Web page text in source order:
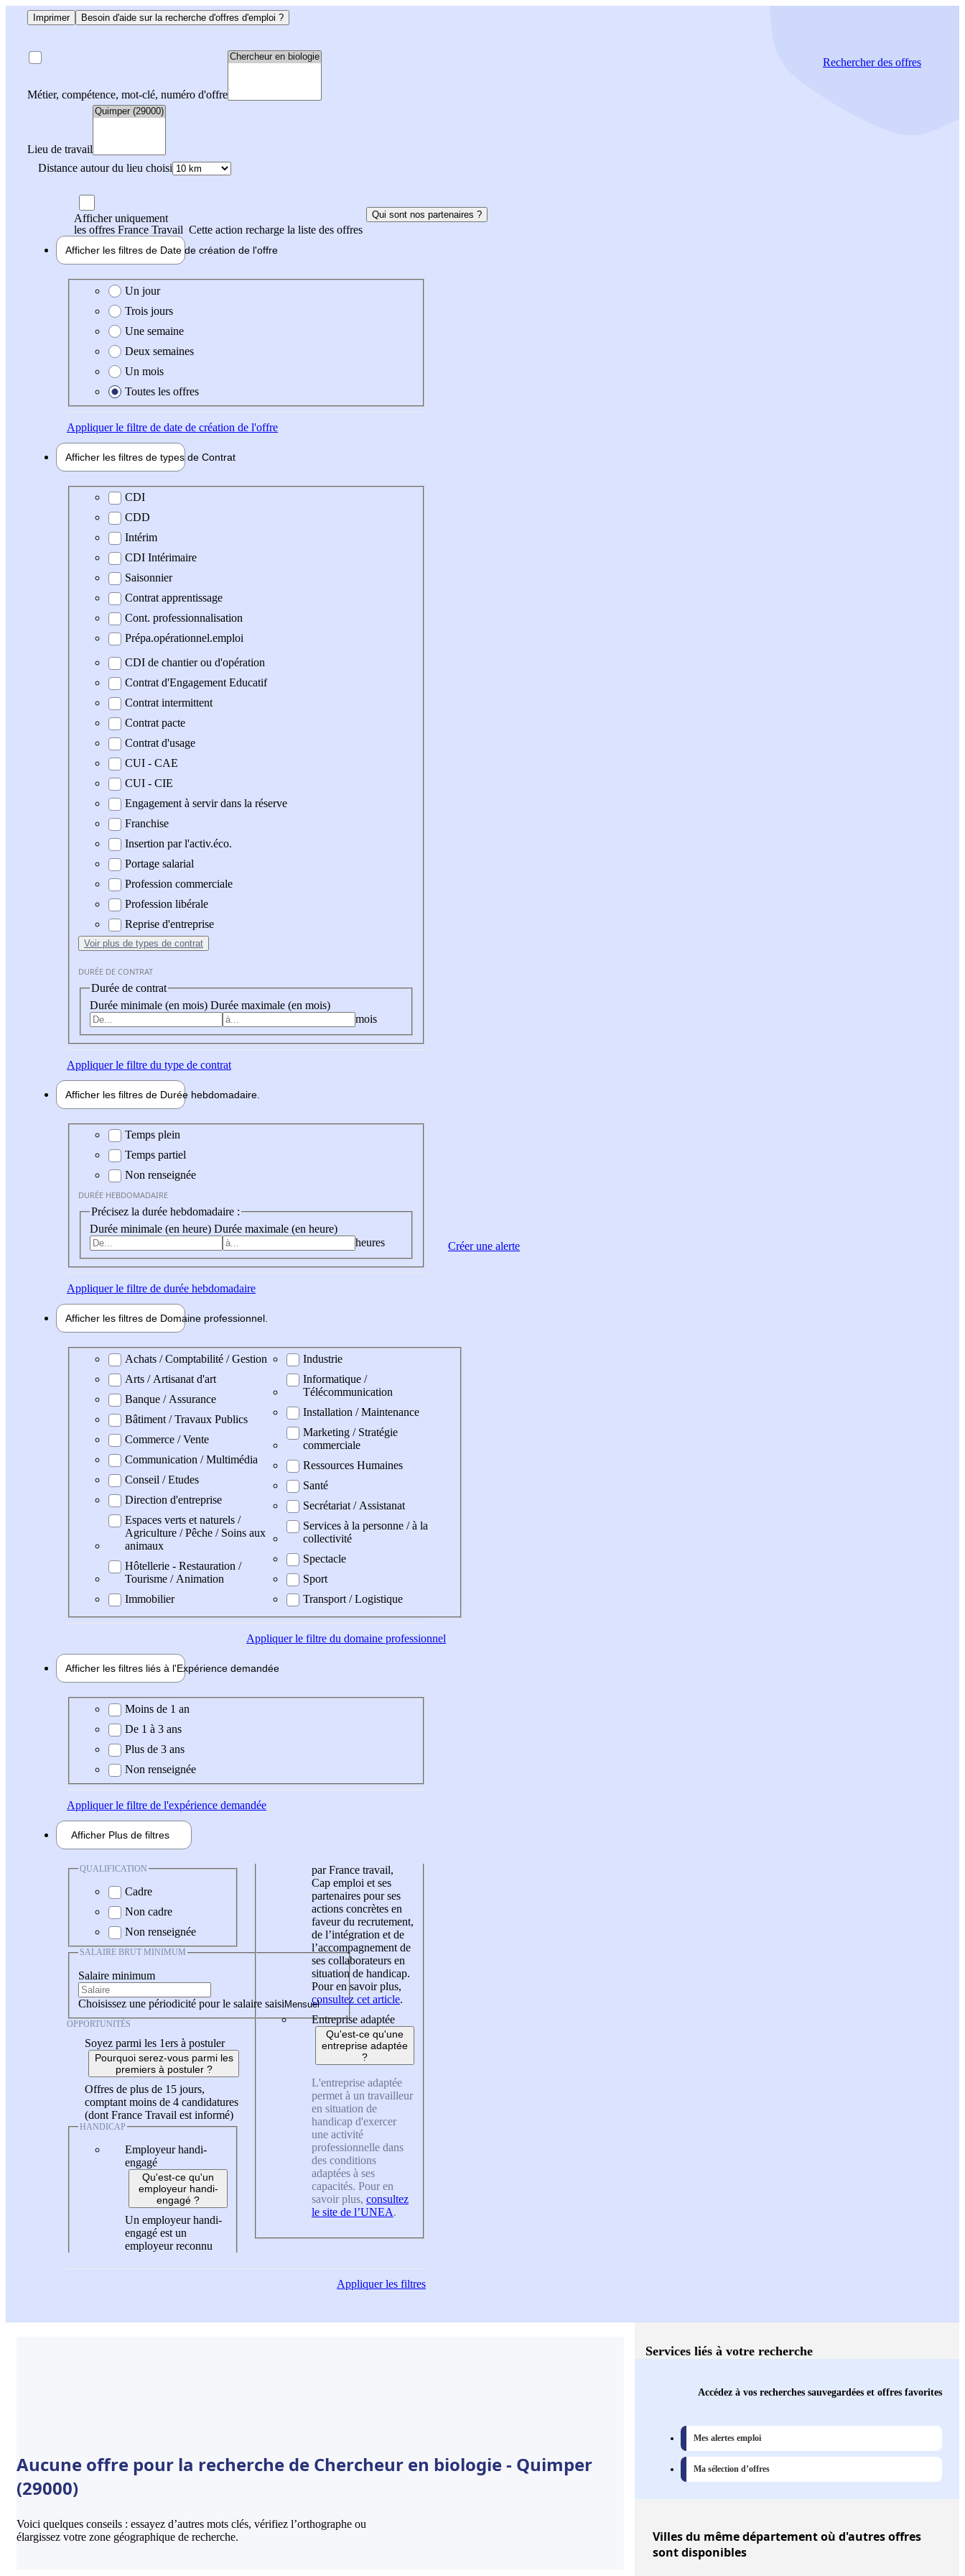
Imprimer Besoin d'aide sur la recherche d'offres d'emploi ?
Métier, compétence, mot-clé, numéro d'offre
Lieu de travail
Distance autour du lieu choisi
Rechercherdes offres
Afficher uniquement
les offres France Travail Cette action recharge la liste des offres
Qui sont nos partenaires ?
Afficher les filtres de Date de création de l'offre
Date de création de l'offre
Un jour
Trois jours
Une semaine
Deux semaines
Un mois
Toutes les offres
Appliquerle filtre de date de création de l'offre
Afficher les filtres de types de Contrat
Type de contrat
CDI
CDD
Intérim
CDI Intérimaire
Saisonnier
Contrat apprentissage
Cont. professionnalisation
Prépa.opérationnel.emploi
CDI de chantier ou d'opération
Contrat d'Engagement Educatif
Contrat intermittent
Contrat pacte
Contrat d'usage
CUI - CAE
CUI - CIE
Engagement à servir dans la réserve
Franchise
Insertion par l'activ.éco.
Portage salarial
Profession commerciale
Profession libérale
Reprise d'entreprise
Voir plus de types de contrat
DURÉE DE CONTRAT
Durée de contrat
Durée minimale (en mois) Durée maximale (en mois)
mois
Appliquerle filtre du type de contrat
Afficher les filtres de Durée hebdomadaire
Durée hebdomadaire
Temps plein
Temps partiel
Non renseignée
DURÉE HEBDOMADAIRE
Précisez la durée hebdomadaire :
Durée minimale (en heure) Durée maximale (en heure)
heures
Appliquerle filtre de durée hebdomadaire
Afficher les filtres de Domaine professionnel
Domaine professionel
Achats / Comptabilité / Gestion
Arts / Artisanat d'art
Banque / Assurance
Bâtiment / Travaux Publics
Commerce / Vente
Communication / Multimédia
Conseil / Etudes
Direction d'entreprise
Espaces verts et naturels /
Agriculture / Pêche / Soins aux
animaux
Hôtellerie - Restauration /
Tourisme / Animation
Immobilier
Industrie
Informatique /
Télécommunication
Installation / Maintenance
Marketing / Stratégie
commerciale
Ressources Humaines
Santé
Secrétariat / Assistanat
Services à la personne / à la
collectivité
Spectacle
Sport
Transport / Logistique
Appliquerle filtre du domaine professionnel
Afficher les filtres liés à l'Expérience demandée
Expérience demandée
Moins de 1 an
De 1 à 3 ans
Plus de 3 ans
Non renseignée
Appliquerle filtre de l'expérience demandée
Afficher Plus de filtres
QUALIFICATION
Cadre
Non cadre
Non renseignée
SALAIRE BRUT MINIMUM
Salaire minimum
Choisissez une périodicité pour le salaire saisi
OPPORTUNITÉS
Soyez parmi les 1ers à postuler
Pourquoi serez-vous parmi les
premiers à postuler ?
Offres de plus de 15 jours,
comptant moins de 4 candidatures
(dont France Travail est informé)
HANDICAP
Employeur handi-
engagé
Qu'est-ce qu'un
employeur handi-
engagé ?
Un employeur handi-
engagé est un
employeur reconnu
par France travail,
Cap emploi et ses
partenaires pour ses
actions concrètes en
faveur du recrutement,
de l’intégration et de
l’accompagnement de
ses collaborateurs en
situation de handicap.
Pour en savoir plus,
consultez cet article.
Entreprise adaptée
Qu'est-ce qu'une
entreprise adaptée
?
L'entreprise adaptée
permet à un travailleur
en situation de
handicap d'exercer
une activité
professionnelle dans
des conditions
adaptées à ses
capacités. Pour en
savoir plus, consultez
le site de l’UNEA.
Appliquerles filtres
Créer une alerte
Aucune offre pour la recherche de Chercheur en biologie - Quimper
(29000)
Voici quelques conseils : essayez d’autres mots clés, vérifiez l’orthographe ou
élargissez votre zone géographique de recherche.
Services liés à votre recherche
Accédez à vos recherches sauvegardées et offres favorites
Mes alertes emploi
Ma sélection d’offres
Villesdu même département où d'autres offres
sont disponibles